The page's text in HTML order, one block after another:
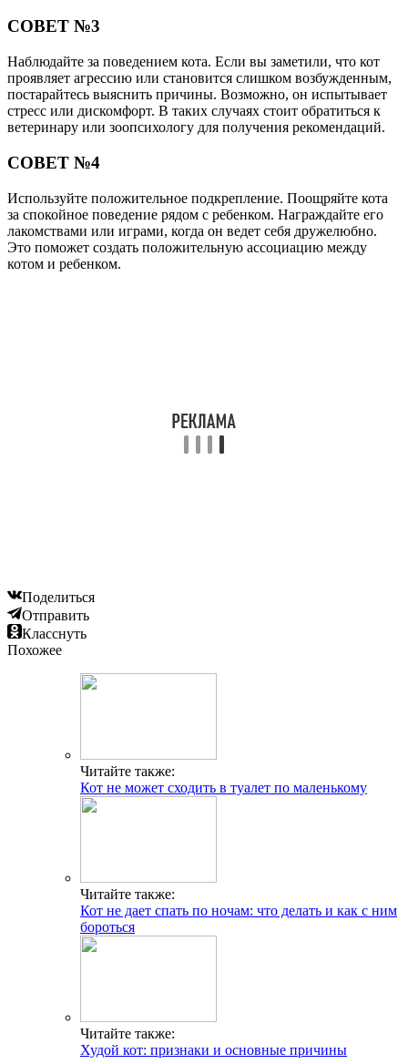
СОВЕТ №3
Наблюдайте за поведением кота. Если вы заметили, что кот
проявляет агрессию или становится слишком возбужденным,
постарайтесь выяснить причины. Возможно, он испытывает
стресс или дискомфорт. В таких случаях стоит обратиться к
ветеринару или зоопсихологу для получения рекомендаций.
СОВЕТ №4
Используйте положительное подкрепление. Поощряйте кота
за спокойное поведение рядом с ребенком. Награждайте его
лакомствами или играми, когда он ведет себя дружелюбно.
Это поможет создать положительную ассоциацию между
котом и ребенком.
Поделиться
Отправить
Класснуть
Похожее
Читайте также:
Кот не может сходить в туалет по маленькому
Читайте также:
Кот не дает спать по ночам: что делать и как с ним
бороться
Читайте также:
Худой кот: признаки и основные причины